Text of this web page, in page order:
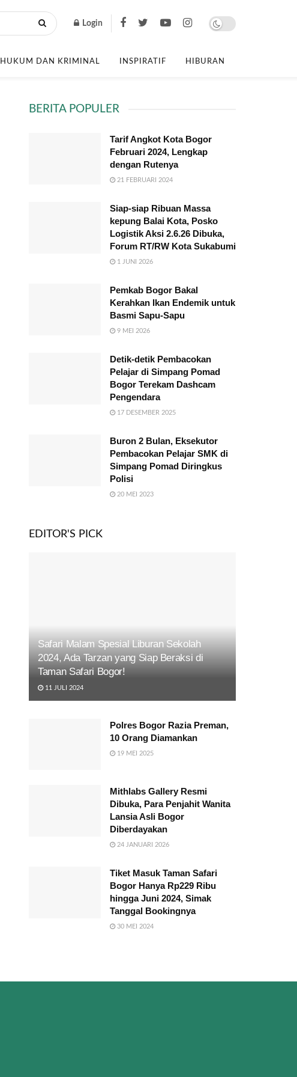
Login
HUKUM DAN KRIMINAL INSPIRATIF HIBURAN
BERITA POPULER
Tarif Angkot Kota Bogor
Februari 2024, Lengkap
dengan Rutenya
21 FEBRUARI 2024
Siap-siap Ribuan Massa
kepung Balai Kota, Posko
Logistik Aksi 2.6.26 Dibuka,
Forum RT/RW Kota Sukabumi
1 JUNI 2026
Pemkab Bogor Bakal
Kerahkan Ikan Endemik untuk
Basmi Sapu-Sapu
9 MEI 2026
Detik-detik Pembacokan
Pelajar di Simpang Pomad
Bogor Terekam Dashcam
Pengendara
17 DESEMBER 2025
Buron 2 Bulan, Eksekutor
Pembacokan Pelajar SMK di
Simpang Pomad Diringkus
Polisi
20 MEI 2023
EDITOR'S PICK
Safari Malam Spesial Liburan Sekolah
2024, Ada Tarzan yang Siap Beraksi di
Taman Safari Bogor!
11 JULI 2024
Polres Bogor Razia Preman,
10 Orang Diamankan
19 MEI 2025
Mithlabs Gallery Resmi
Dibuka, Para Penjahit Wanita
Lansia Asli Bogor
Diberdayakan
24 JANUARI 2026
Tiket Masuk Taman Safari
Bogor Hanya Rp229 Ribu
hingga Juni 2024, Simak
Tanggal Bookingnya
30 MEI 2024